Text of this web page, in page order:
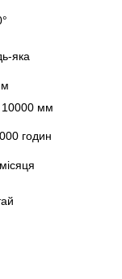
яка
10000 мм
годин